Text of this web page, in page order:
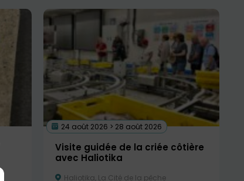
24 août 2026 > 28 août 2026
Visite guidée de la criée côtière
avec Haliotika
Haliotika, La Cité de la pêche